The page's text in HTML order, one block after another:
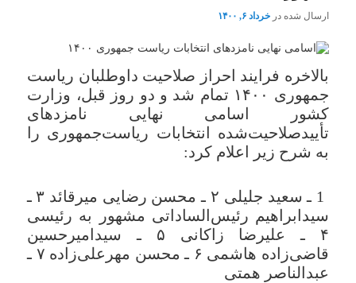
ارسال شده درخرداد ۶, ۱۴۰۰
بالاخره فرایند احراز صلاحیت داوطلبان ریاست
جمهوری ۱۴۰۰ تمام شد و دو روز قبل، وزارت
کشور اسامی نهایی نامزدهای
تأییدصلاحیت‌شده انتخابات ریاست‌جمهوری را
به شرح زیر اعلام کرد:
1 ـ سعید جلیلی ۲ ـ محسن رضایی میرقائد ۳ ـ
سیدابراهیم رئیس‌الساداتی مشهور به رئیسی
۴ ـ علیرضا زاکانی ۵ ـ سیدامیرحسین
قاضی‌زاده هاشمی ۶ ـ محسن مهرعلی‌زاده ۷ ـ
عبدالناصر همتی